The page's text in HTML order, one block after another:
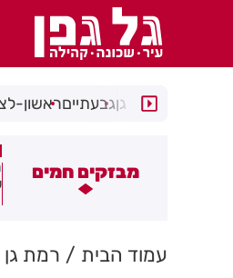
רמת גןגבעתייםראשון-
מבזקים חמים
תושב בת ים נעצר בחשד לאונס אלים
עמוד הבית רמת גן